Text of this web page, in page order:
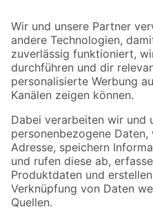
Der toom Newsletter: Keine
Zur Newsletter Anmeldung
Folge uns
Zahlungsarten